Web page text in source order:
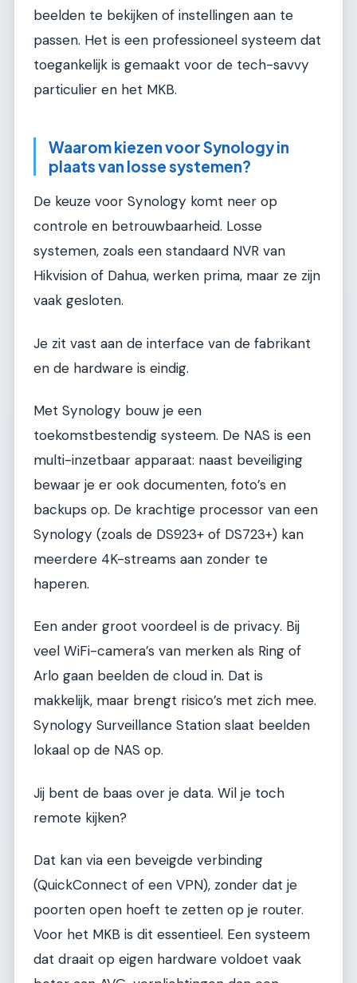
beelden te bekijken of instellingen aan te
passen. Het is een professioneel systeem dat
toegankelijk is gemaakt voor de tech-savvy
particulier en het MKB.
Waarom kiezen voor Synology in
plaats van losse systemen?
De keuze voor Synology komt neer op
controle en betrouwbaarheid. Losse
systemen, zoals een standaard NVR van
Hikvision of Dahua, werken prima, maar ze zijn
vaak gesloten.
Je zit vast aan de interface van de fabrikant
en de hardware is eindig.
Met Synology bouw je een
toekomstbestendig systeem. De NAS is een
multi-inzetbaar apparaat: naast beveiliging
bewaar je er ook documenten, foto’s en
backups op. De krachtige processor van een
Synology (zoals de DS923+ of DS723+) kan
meerdere 4K-streams aan zonder te
haperen.
Een ander groot voordeel is de privacy. Bij
veel WiFi-camera’s van merken als Ring of
Arlo gaan beelden de cloud in. Dat is
makkelijk, maar brengt risico’s met zich mee.
Synology Surveillance Station slaat beelden
lokaal op de NAS op.
Jij bent de baas over je data. Wil je toch
remote kijken?
Dat kan via een beveigde verbinding
(QuickConnect of een VPN), zonder dat je
poorten open hoeft te zetten op je router.
Voor het MKB is dit essentieel. Een systeem
dat draait op eigen hardware voldoet vaak